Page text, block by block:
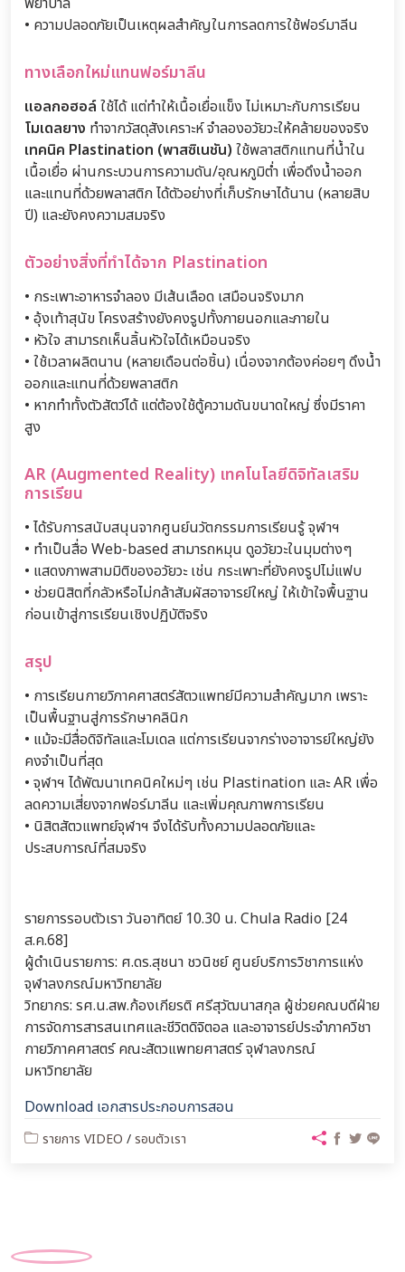
• ความปลอดภัยเป็นเหตุผลสำคัญในการลดการใช้ฟอร์มาลีน
ทางเลือกใหม่แทนฟอร์มาลีน
แอลกอฮอล์ ใช้ได้ แต่ทำให้เนื้อเยื่อแข็ง ไม่เหมาะกับการเรียน
โมเดลยาง ทำจากวัสดุสังเคราะห์ จำลองอวัยวะให้คล้ายของจริง
เทคนิค Plastination (พาสซิเนชัน) ใช้พลาสติกแทนที่น้ำใน
เนื้อเยื่อ ผ่านกระบวนการความดัน/อุณหภูมิต่ำ เพื่อดึงน้ำออก
และแทนที่ด้วยพลาสติก ได้ตัวอย่างที่เก็บรักษาได้นาน (หลายสิบ
ปี) และยังคงความสมจริง
ตัวอย่างสิ่งที่ทำได้จาก Plastination
• กระเพาะอาหารจำลอง มีเส้นเลือด เสมือนจริงมาก
• อุ้งเท้าสุนัข โครงสร้างยังคงรูปทั้งภายนอกและภายใน
• หัวใจ สามารถเห็นลิ้นหัวใจได้เหมือนจริง
• ใช้เวลาผลิตนาน (หลายเดือนต่อชิ้น) เนื่องจากต้องค่อยๆ ดึงน้ำ
ออกและแทนที่ด้วยพลาสติก
• หากทำทั้งตัวสัตว์ได้ แต่ต้องใช้ตู้ความดันขนาดใหญ่ ซึ่งมีราคา
สูง
AR (Augmented Reality) เทคโนโลยีดิจิทัลเสริม
การเรียน
• ได้รับการสนับสนุนจากศูนย์นวัตกรรมการเรียนรู้ จุฬาฯ
• ทำเป็นสื่อ Web-based สามารถหมุน ดูอวัยวะในมุมต่างๆ
• แสดงภาพสามมิติของอวัยวะ เช่น กระเพาะที่ยังคงรูปไม่แฟบ
• ช่วยนิสิตที่กลัวหรือไม่กล้าสัมผัสอาจารย์ใหญ่ ให้เข้าใจพื้นฐาน
ก่อนเข้าสู่การเรียนเชิงปฏิบัติจริง
สรุป
• การเรียนกายวิภาคศาสตร์สัตวแพทย์มีความสำคัญมาก เพราะ
เป็นพื้นฐานสู่การรักษาคลินิก
• แม้จะมีสื่อดิจิทัลและโมเดล แต่การเรียนจากร่างอาจารย์ใหญ่ยัง
คงจำเป็นที่สุด
• จุฬาฯ ได้พัฒนาเทคนิคใหม่ๆ เช่น Plastination และ AR เพื่อ
ลดความเสี่ยงจากฟอร์มาลีน และเพิ่มคุณภาพการเรียน
• นิสิตสัตวแพทย์จุฬาฯ จึงได้รับทั้งความปลอดภัยและ
ประสบการณ์ที่สมจริง
รายการรอบตัวเรา วันอาทิตย์ 10.30 น. Chula Radio [24
ส.ค.68]
ผู้ดำเนินรายการ: ศ.ดร.สุชนา ชวนิชย์ ศูนย์บริการวิชาการแห่ง
จุฬาลงกรณ์มหาวิทยาลัย
วิทยากร: รศ.น.สพ.ก้องเกียรติ ศรีสุวัฒนาสกุล ผู้ช่วยคณบดีฝ่าย
การจัดการสารสนเทศและชีวิตดิจิตอล และอาจารย์ประจำภาควิชา
กายวิภาคศาสตร์ คณะสัตวแพทยศาสตร์ จุฬาลงกรณ์
มหาวิทยาลัย
Download เอกสารประกอบการสอน
รายการ VIDEO /รอบตัวเรา